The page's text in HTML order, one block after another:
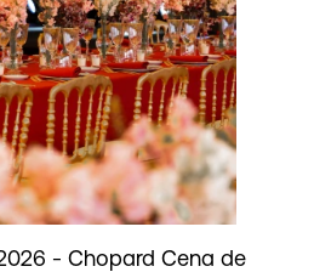
- Chopard Cena de